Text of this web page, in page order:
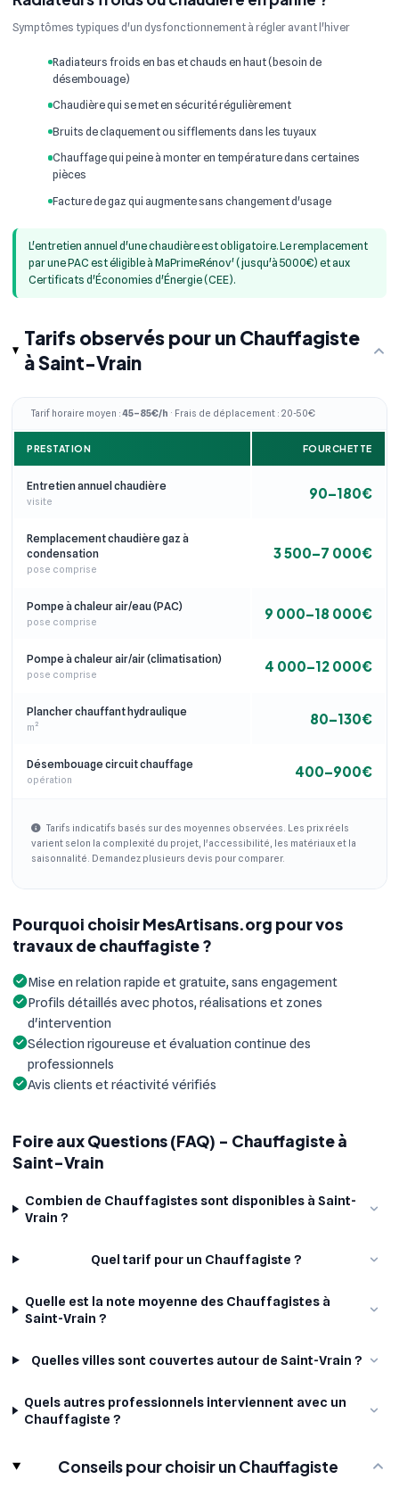
Symptômes typiques d'un dysfonctionnement à régler avant l'hiver
Radiateurs froids en bas et chauds en haut (besoin de
désembouage)
Chaudière qui se met en sécurité régulièrement
Bruits de claquement ou sifflements dans les tuyaux
Chauffage qui peine à monter en température dans certaines
pièces
Facture de gaz qui augmente sans changement d'usage
L'entretien annuel d'une chaudière est obligatoire. Le remplacement
par une PAC est éligible à MaPrimeRénov' (jusqu'à 5000€) et aux
Certificats d'Économies d'Énergie (CEE).
Tarifs observés pour un Chauffagiste
à Saint-Vrain
Tarif horaire moyen :45–85€/h · Frais de déplacement : 20-50€
PRESTATION FOURCHETTE
Entretien annuel chaudière
visite 90–180€
Remplacement chaudière gaz à
condensation
pose comprise
3 500–7 000€
Pompe à chaleur air/eau (PAC)
pose comprise 9 000–18 000€
Pompe à chaleur air/air (climatisation)
pose comprise 4 000–12 000€
Plancher chauffant hydraulique
m² 80–130€
Désembouage circuit chauffage
opération 400–900€
Tarifs indicatifs basés sur des moyennes observées. Les prix réels
varient selon la complexité du projet, l'accessibilité, les matériaux et la
saisonnalité. Demandez plusieurs devis pour comparer.
Pourquoi choisir MesArtisans.org pour vos
travaux de chauffagiste ?
Mise en relation rapide et gratuite, sans engagement
Profils détaillés avec photos, réalisations et zones
d'intervention
Sélection rigoureuse et évaluation continue des
professionnels
Avis clients et réactivité vérifiés
Foire aux Questions (FAQ) - Chauffagiste à
Saint-Vrain
Combien de Chauffagistes sont disponibles à Saint-
Vrain ?
Quel tarif pour un Chauffagiste ?
Quelle est la note moyenne des Chauffagistes à
Saint-Vrain ?
Quelles villes sont couvertes autour de Saint-Vrain ?
Quels autres professionnels interviennent avec un
Chauffagiste ?
Conseils pour choisir un Chauffagiste